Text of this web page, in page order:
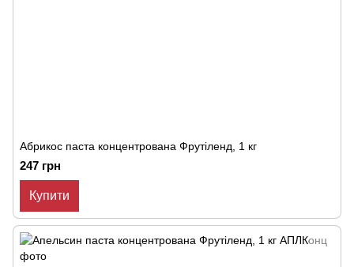
Абрикос паста концентрована Фрутіленд, 1 кг
247 грн
Купити